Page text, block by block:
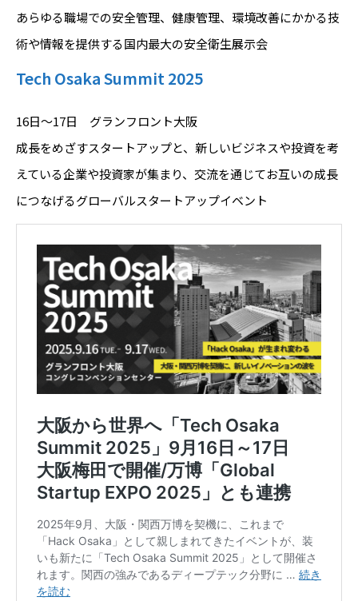
あらゆる職場での安全管理、健康管理、環境改善にかかる技
術や情報を提供する国内最大の安全衛生展示会
Tech Osaka Summit 2025
16日～17日 グランフロント大阪
成長をめざすスタートアップと、新しいビジネスや投資を考
えている企業や投資家が集まり、交流を通じてお互いの成長
につなげるグローバルスタートアップイベント